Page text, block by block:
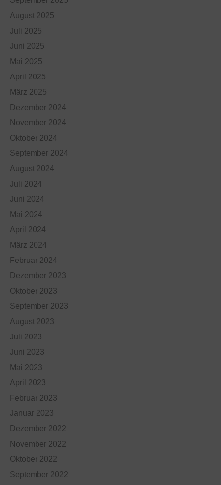
August 2025
Juli 2025
Juni 2025
Mai 2025
April 2025
März 2025
Dezember 2024
November 2024
Oktober 2024
September 2024
August 2024
Juli 2024
Juni 2024
Mai 2024
April 2024
März 2024
Februar 2024
Dezember 2023
Oktober 2023
September 2023
August 2023
Juli 2023
Juni 2023
Mai 2023
April 2023
Februar 2023
Januar 2023
Dezember 2022
November 2022
Oktober 2022
September 2022